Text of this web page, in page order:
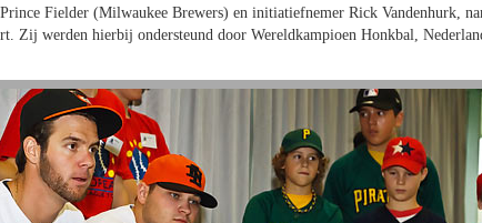
Fielder (Milwaukee Brewers) en initiatiefnemer Rick Vandenhurk,
Zij werden hierbij ondersteund door Wereldkampioen Honkbal,